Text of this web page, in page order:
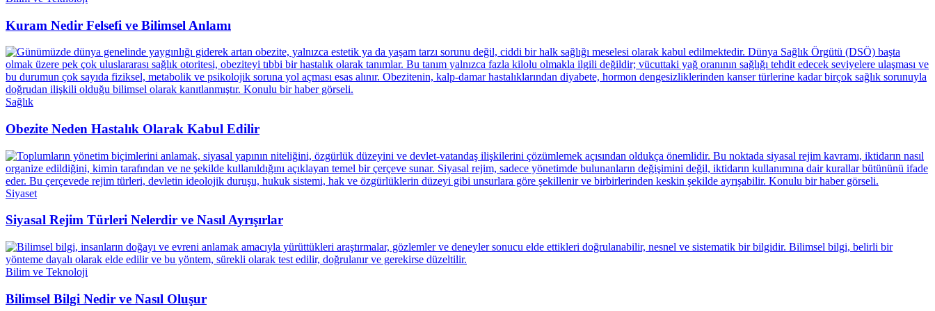
Kuram Nedir Felsefi ve Bilimsel Anlamı
Sağlık
Obezite Neden Hastalık Olarak Kabul Edilir
Siyaset
Siyasal Rejim Türleri Nelerdir ve Nasıl Ayrışırlar
Bilim ve Teknoloji
Bilimsel Bilgi Nedir ve Nasıl Oluşur